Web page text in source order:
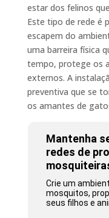
estar dos felinos
Este tipo de rede é
escapem do
uma barreira física
tempo, protege os
externos. A
preventiva que se
os amantes de
Mantenha
redes de
Crie um
mosquitos,
seus filhos e